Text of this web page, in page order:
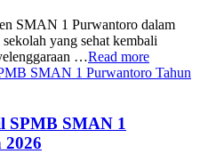
SMAN 1 Purwantoro dalam
yang sehat kembali
…Read more
SPMB SMAN 1